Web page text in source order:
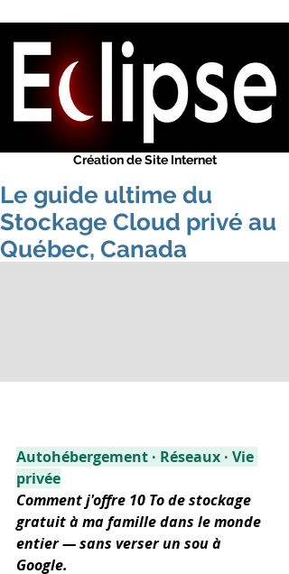
Création de Site Web
Conception Web
Création de Site Internet
Eclipse -WEB
Concepteur de sites web
Solution Internet
Référenceur Web Google
Le guide ultime du
Stockage Cloud privé au
Québec, Canada
Autohébergement · Réseaux · Vie
privée
Comment j'offre 10 To de stockage
gratuit à ma famille dans le monde
entier — sans verser un sou à
Google.